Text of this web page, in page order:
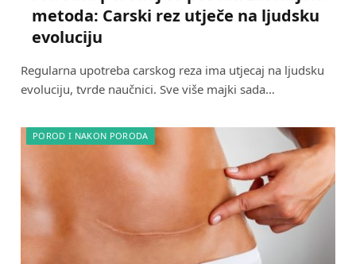
metoda: Carski rez utječe na ljudsku
evoluciju
Regularna upotreba carskog reza ima utjecaj na ljudsku
evoluciju, tvrde naučnici. Sve više majki sada…
POROD I NAKON PORODA